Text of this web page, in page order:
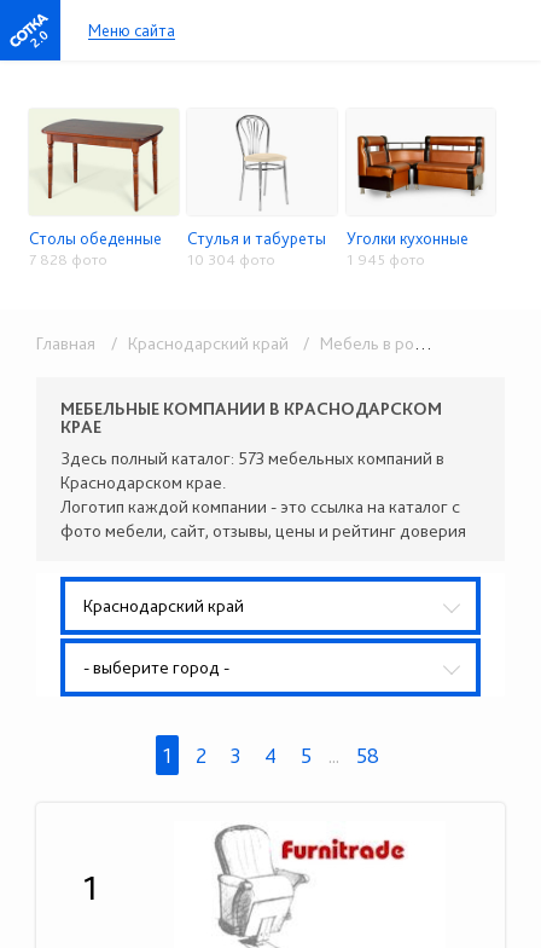
2.0 Меню сайта
Столы обеденные
7 828 фото
Стулья и табуреты
10 304 фото
Уголки кухонные
1 945 фото
Главная / Краснодарский край / Мебель в розницу
МЕБЕЛЬНЫЕ КОМПАНИИ В КРАСНОДАРСКОМ
КРАЕ
Здесь полный каталог: 573 мебельных компаний в
Краснодарском крае.
Логотип каждой компании - это ссылка на каталог с
фото мебели, сайт, отзывы, цены и рейтинг доверия
Краснодарский край
- выберите город -
1 2 3 4 5 ... 58
1